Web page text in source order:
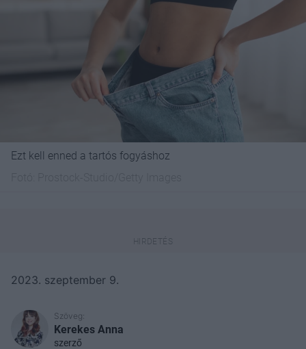
Ezt kell enned a tartós fogyáshoz
2023. szeptember 9.
Szöveg:
Kerekes Anna
szerző